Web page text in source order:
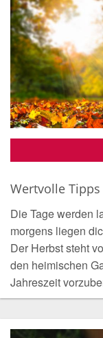
Wertvolle
Die Tage werden
morgens liegen
Der Herbst steht
den heimischen
Jahreszeit